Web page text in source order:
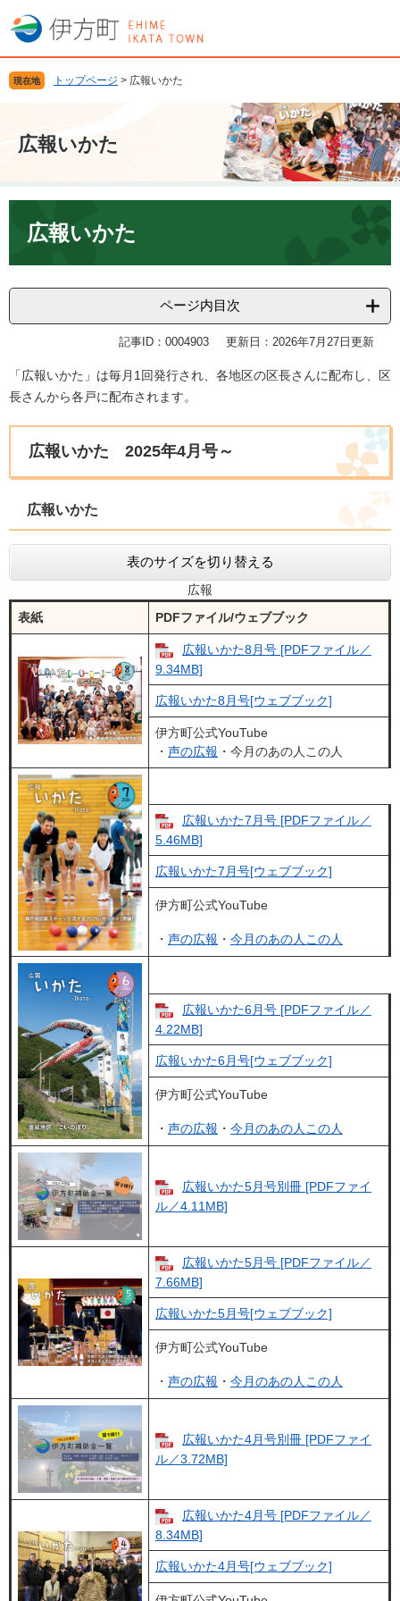
ー
先
ニ
を 現在地 トップページ > 広報いかた
広報いかた
広報いかた
ページ内目次
記事ID：0004903 更新日：2026年7月27日更新
「広報いかた」は毎月1回発行され、各地区の区長さんに配布し、区
長さんから各戸に配布されます。
広報いかた 2025年4月号～
広報いかた
表のサイズを切り替える
広報
表紙
PDFファイル/ウェブブック
広報いかた8月号 [PDFファイル／
9.34MB]
広報いかた8月号[ウェブブック]
伊方町公式YouTube
​・ 声の広報 ・今月のあの人この人
広報いかた7月号 [PDFファイル／
5.46MB]
広報いかた7月号[ウェブブック]
伊方町公式YouTube
・ 声の広報 ・ 今月のあの人この人
広報いかた6月号 [PDFファイル／
4.22MB]
広報いかた6月号[ウェブブック]
伊方町公式YouTube
・ 声の広報 ・ 今月のあの人この人
広報いかた5月号別冊 [PDFファイ
ル／4.11MB]
広報いかた5月号 [PDFファイル／
7.66MB]
広報いかた5月号[ウェブブック]
伊方町公式YouTube
・ 声の広報 ・ 今月のあの人この人
広報いかた4月号別冊 [PDFファイ
ル／3.72MB]
広報いかた4月号 [PDFファイル／
8.34MB]
広報いかた4月号[ウェブブック]